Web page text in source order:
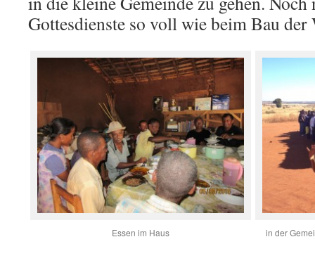
Gottesdienste so voll wie beim Bau der
Essen im Haus in der